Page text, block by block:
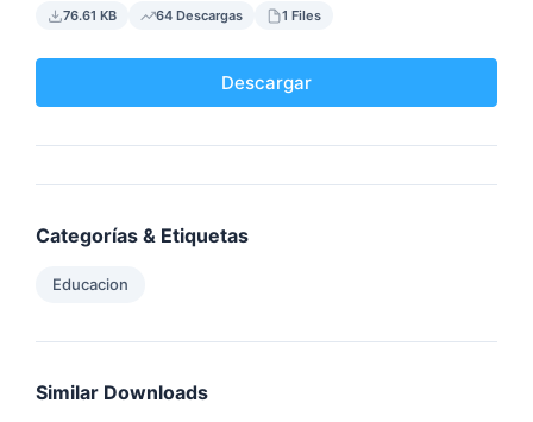
76.61 KB 64 Descargas 1 Files
Descargar
Categorías & Etiquetas
Educacion
Similar Downloads